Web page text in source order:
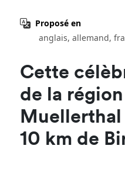
Proposé en
anglais, allemand,
Cette
de la
Muellerthal
10 km de